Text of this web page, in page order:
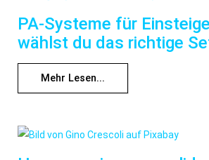
PA-Systeme für
wählst du das richtige
Mehr Lesen...